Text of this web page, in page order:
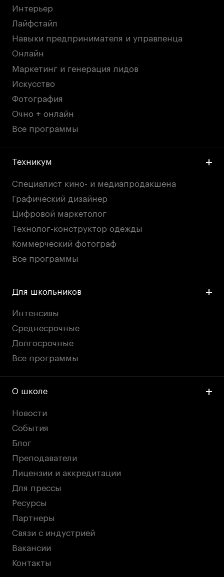
Работы студентов
Работы студентов
© 2026 БВШД
Условия возврата
Кредит на образование с господдержкой
Лицензия на осуществление образовательной
деятельности АНО ВО «Универсальный
Интерьер
Лайфстайл
Навыки предпринимателя и управленца
Онлайн
Маркетинг и генерация лидов
Искусство
Фотография
Очно + онлайн
Все программы
Техникум
Специалист кино- и медиапродакшена
Графический дизайнер
Цифровой маркетолог
Технолог-конструктор одежды
Коммерческий фотограф
Все программы
Для школьников
Интенсивы
Среднесрочные
Долгосрочные
Все программы
О школе
Новости
События
Блог
Преподаватели
Лицензии и аккредитации
Для прессы
Ресурсы
Партнеры
Связи с индустрией
Вакансии
Контакты